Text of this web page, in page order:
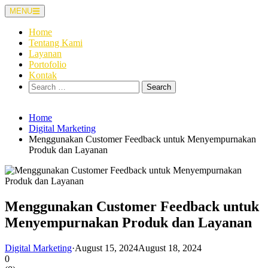
Skip
to
content
MENU
Home
Tentang Kami
Layanan
Portofolio
Kontak
Search
for:
Home
Digital Marketing
Menggunakan Customer Feedback untuk Menyempurnakan
Produk dan Layanan
Menggunakan Customer Feedback untuk
Menyempurnakan Produk dan Layanan
Digital Marketing·August 15, 2024August 18, 2024
0